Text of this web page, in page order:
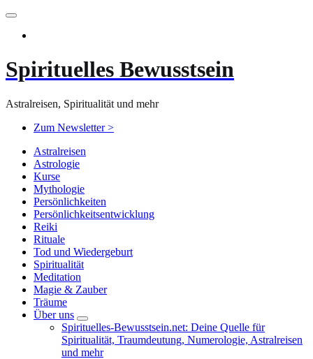
Zum
springen
Spirituelles Bewusstsein
Astralreisen, Spiritualität und mehr
Zum Newsletter >
Astralreisen
Astrologie
Kurse
Mythologie
Persönlichkeiten
Persönlichkeitsentwicklung
Reiki
Rituale
Tod und Wiedergeburt
Spiritualität
Meditation
Magie & Zauber
Träume
Über uns
Spirituelles-Bewusstsein.net: Deine Quelle für
Spiritualität, Traumdeutung, Numerologie, Astralreisen
und mehr